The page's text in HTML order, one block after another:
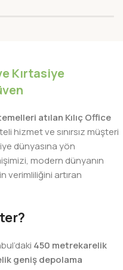
Kırtasiye
atılan Kılıç Office
hizmet ve sınırsız müşteri
dünyasına yön
modern dünyanın
verimliliğini artıran
450 metrekarelik
geniş depolama